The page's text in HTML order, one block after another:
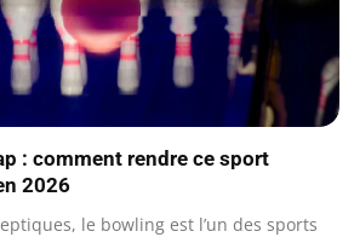
: comment rendre ce sport
2026
le bowling est l’un des sports